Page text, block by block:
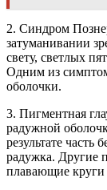
2. Синдром
затуманивании
свету, светлых
Одним из
оболочки.
3. Пигментная
радужной
результате часть
радужка. Другие
плавающие круги